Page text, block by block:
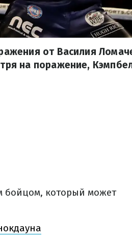
от Василия
на поражение,
бойцом, который может